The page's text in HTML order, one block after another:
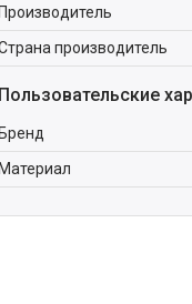
Производитель
производитель
Пользовательские
Бренд
Материал